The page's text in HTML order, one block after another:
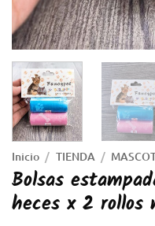
Inicio / TIENDA /
Bolsas
heces x 2 rollos